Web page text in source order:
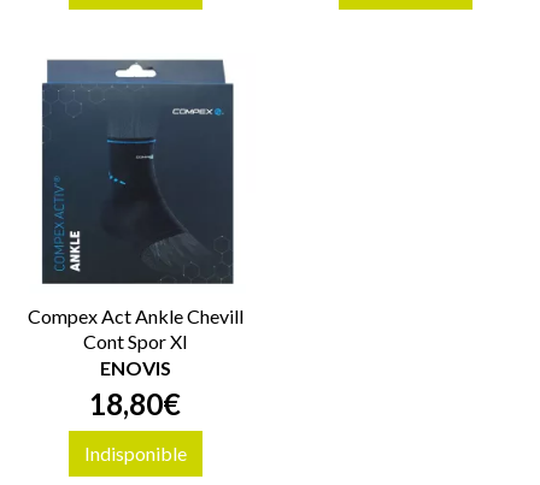
Compex Act Ankle Chevill
Cont Spor Xl
ENOVIS
18,80€
Indisponible